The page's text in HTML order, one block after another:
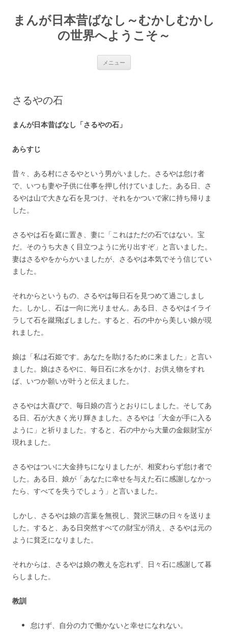
テ
ン
まんが日本昔ばなし～むかしむかし
の世界へようこそ～
メニュー
さるやの石
まんが日本昔ばなし「さるやの石」
あらすじ
昔々、ある村にさるやという男がいました。さるやは怠け者
で、いつも妻や子供に仕事を押し付けていました。ある日、さ
るやは山で大きな石を見つけ、それをかついで家に持ち帰りま
した。
さるやは石を庭に置き、妻に「これはただの石ではない。宝
だ。そのうち大きく目立つように光り出すぞ」と言いました。
妻はさるやをからかいましたが、さるやは本気でそう信じてい
ました。
それからというもの、さるやは毎日石を見つめて過ごしまし
た。しかし、石は一向に光りません。ある日、さるやはイライ
ラして石を蹴飛ばしました。すると、石の中から美しい娘が現
れました。
娘は「私は石姫です。あなたを助けるために来ました」と言い
ました。娘はさるやに、毎日石に水をかけ、お供え物をすれ
ば、いつか願いが叶うと伝えました。
さるやは大喜びで、毎日娘の言うとおりにしました。そしてあ
る日、石が大きく光り輝きました。さるやは「大金が手に入る
ように」と祈りました。すると、石の中から大量の金銀財宝が
現れました。
さるやはついに大金持ちになりましたが、相変わらず怠け者で
した。ある日、娘が「あなたに幸せを与えた石に感謝しなかっ
たら、すべてを失うでしょう」と言いました。
しかし、さるやは娘の言葉を無視し、贅沢三昧の日々を送りま
した。すると、ある日突然すべての財宝が消え、さるやは元の
ように貧乏になりました。
それからは、さるやは娘の教えを忘れず、日々石に感謝して暮
らしました。
教訓
怠けず、自分の力で働かないと幸せになれない。